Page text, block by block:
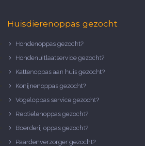
Huisdierenoppas gezocht
Hondenoppas gezocht?
Hondenuitlaatservice gezocht?
Kattenoppas aan huis gezocht?
Konijnenoppas gezocht?
Vogeloppas service gezocht?
Reptielenoppas gezocht?
Boerderij oppas gezocht?
Paardenverzorger gezocht?